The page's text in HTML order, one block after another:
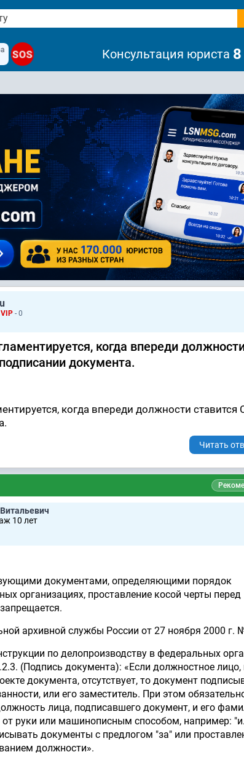
SOS Консультация юриста
VIP - 0
когда впереди
документа.
когда впереди должности ставится
Читать
10 лет
документами, определяющими порядок
организациях, проставление косой черты перед
архивной службы России от 27 ноября 2000 г.
по делопроизводству в федеральных
(Подпись документа): «Если должностное лицо,
документа, отсутствует, то документ
или его заместитель. При этом
лица, подписавшего документ, и его
руки или машинописным способом, например:
документы с предлогом "за" или
должности».